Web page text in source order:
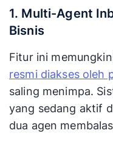
1. Multi-Agent
Bisnis
Fitur ini
resmi diakses oleh
saling menimpa.
yang sedang aktif
dua agen